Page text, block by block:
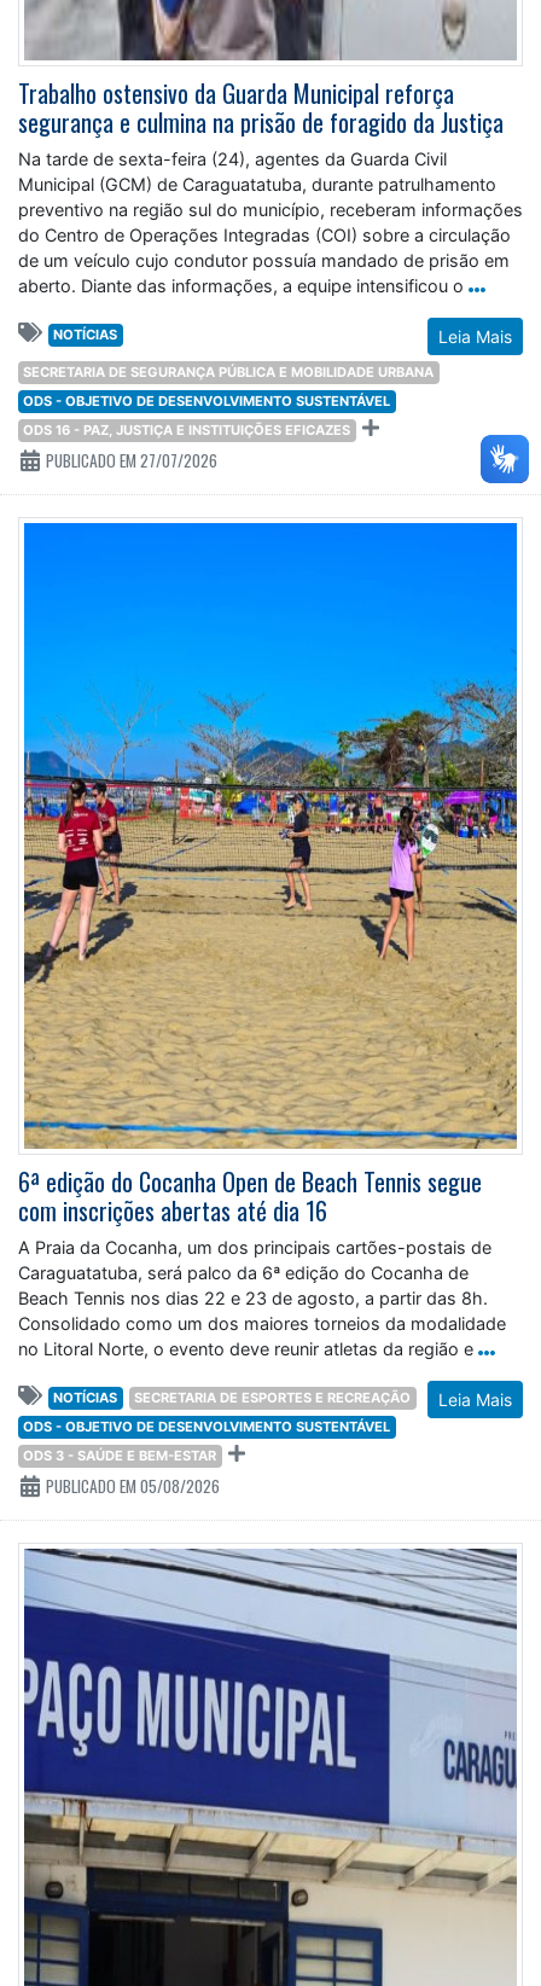
Trabalho ostensivo da Guarda Municipal reforça
segurança e culmina na prisão de foragido da Justiça
Na tarde de sexta-feira (24), agentes da Guarda Civil
Municipal (GCM) de Caraguatatuba, durante patrulhamento
preventivo na região sul do município, receberam informações
do Centro de Operações Integradas (COI) sobre a circulação
de um veículo cujo condutor possuía mandado de prisão em
aberto. Diante das informações, a equipe intensificou o
Leia Mais
NOTÍCIAS
SECRETARIA DE SEGURANÇA PÚBLICA E MOBILIDADE URBANA
ODS - OBJETIVO DE DESENVOLVIMENTO SUSTENTÁVEL
ODS 16 - PAZ, JUSTIÇA E INSTITUIÇÕES EFICAZES
PUBLICADO EM 27/07/2026
6ª edição do Cocanha Open de Beach Tennis segue
com inscrições abertas até dia 16
A Praia da Cocanha, um dos principais cartões-postais de
Caraguatatuba, será palco da 6ª edição do Cocanha de
Beach Tennis nos dias 22 e 23 de agosto, a partir das 8h.
Consolidado como um dos maiores torneios da modalidade
no Litoral Norte, o evento deve reunir atletas da região e
Leia Mais
NOTÍCIAS
SECRETARIA DE ESPORTES E RECREAÇÃO
ODS - OBJETIVO DE DESENVOLVIMENTO SUSTENTÁVEL
ODS 3 - SAÚDE E BEM-ESTAR
PUBLICADO EM 05/08/2026